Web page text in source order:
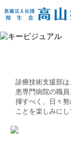
診療技術支援部
患専門病院の職
揮すべく、日々
ことを楽しみにし